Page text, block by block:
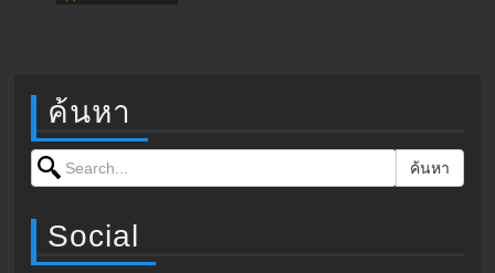
ค้นหา
Search for: ค้นหา
Social